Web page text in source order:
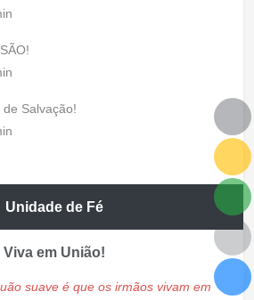
de Salvação!
Unidade de Fé
Viva em União!
suave é que os irmãos vivam em